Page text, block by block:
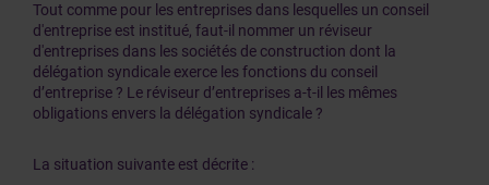
Tout comme pour les entreprises dans lesquelles un conseil
d'entreprise est institué, faut-il nommer un réviseur
d'entreprises dans les sociétés de construction dont la
délégation syndicale exerce les fonctions du conseil
d’entreprise ? Le réviseur d’entreprises a-t-il les mêmes
obligations envers la délégation syndicale ?
La situation suivante est décrite :